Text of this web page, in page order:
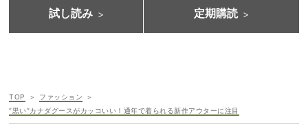
試し読み 定期購読
TOP
ファッション
”黒い”カナダグースがカッコいい！通年で着られる新作アウターに注目